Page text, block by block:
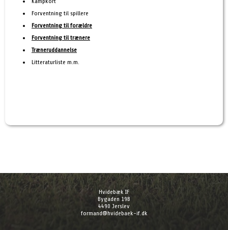
Forventning til spillere
Forventning til forældre
Forventning til trænere
Træneruddannelse
Litteraturliste m.m.
Hvidebæk IF
Bygaden 19B
4490 Jerslev
formand@hvidebaek-if.dk